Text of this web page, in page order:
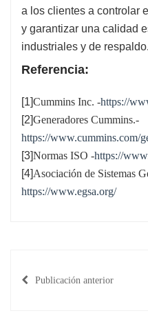
a los clientes a controlar
y garantizar una calidad
industriales y de respaldo.
Referencia:
[1]Cummins Inc. -https://
[2]Generadores Cummins.-
https://www.cummins.com/
[3]Normas ISO -https://
[4]Asociación de Sistemas
https://www.egsa.org/
Publicación anterior